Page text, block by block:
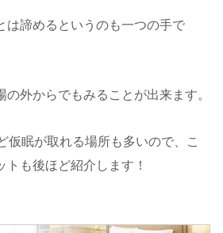
は諦めるというのも一つの手で
外からでもみることが出来ます。
仮眠が取れる場所も多いので、こ
も後ほど紹介します！